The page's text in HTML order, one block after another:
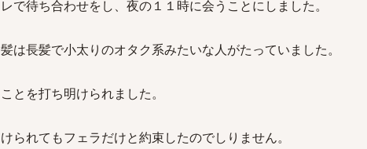
で待ち合わせをし、夜の１１時に会うことにしました。
は長髪で小太りのオタク系みたいな人がたっていました。
とを打ち明けられました。
られてもフェラだけと約束したのでしりません。